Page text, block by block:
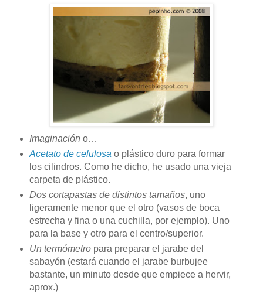
Imaginación o…
Acetato de celulosa o plástico duro para formar
los cilindros. Como he dicho, he usado una vieja
carpeta de plástico.
Dos cortapastas de distintos tamaños, uno
ligeramente menor que el otro (vasos de boca
estrecha y fina o una cuchilla, por ejemplo). Uno
para la base y otro para el centro/superior.
Un termómetropara preparar el jarabe del
sabayón (estará cuando el jarabe burbujee
bastante, un minuto desde que empiece a hervir,
aprox.)